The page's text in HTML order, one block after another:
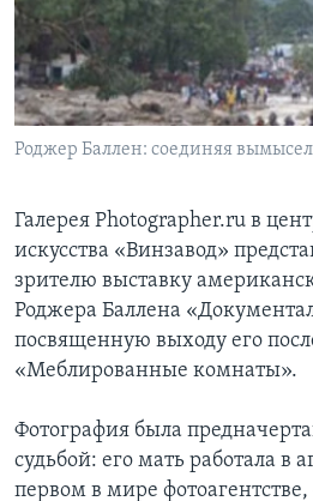
Learning English
СОЦИАЛЬНЫЕ СЕТИ
Языки
Роджер Баллен: соединяя вымысел
Галерея Photographer.ru в
искусства «Винзавод»
зрителю выставку
Роджера Баллена
посвященную выходу его
«Меблированные комнаты».
Фотография была
судьбой: его мать работала в
первом в мире